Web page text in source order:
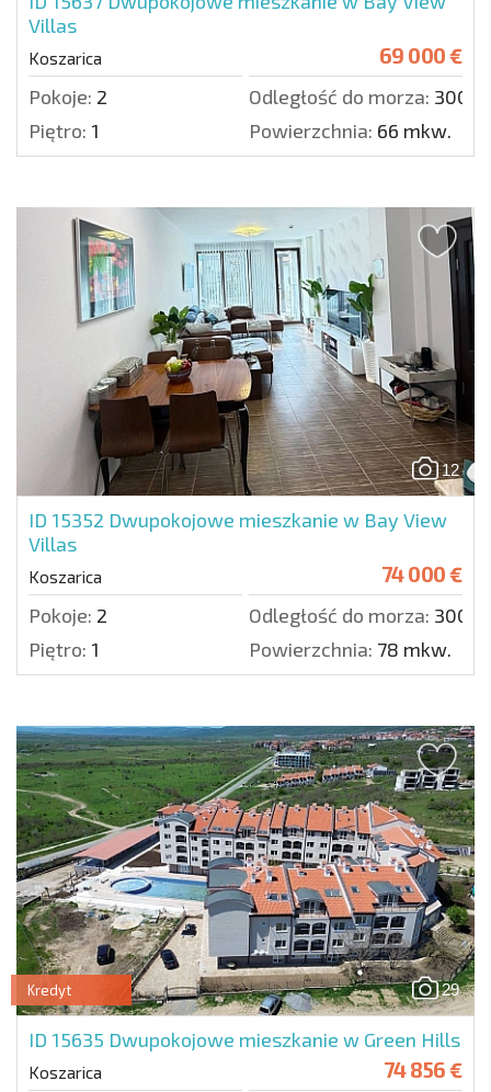
Villas
Koszarica 69 000 €
Pokoje: 2 Odległość do morza: 3000
Piętro: 1 Powierzchnia: 66 mkw.
12
ID 15352 Dwupokojowe mieszkanie w Bay View
Villas
Koszarica 74 000 €
Pokoje: 2 Odległość do morza: 3000
Piętro: 1 Powierzchnia: 78 mkw.
29
Kredyt
ID 15635 Dwupokojowe mieszkanie w Green Hills
Koszarica 74 856 €